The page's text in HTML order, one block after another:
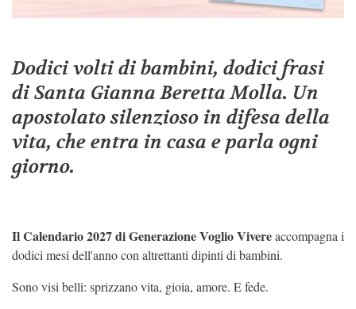
Dodici volti di bambini, dodici frasi
di Santa Gianna Beretta Molla. Un
apostolato silenzioso in difesa della
vita, che entra in casa e parla ogni
giorno.
Il Calendario 2027 di Generazione Voglio Vivereaccompagna i
dodici mesi dell'anno con altrettanti dipinti di bambini.
Sono visi belli: sprizzano vita, gioia, amore. E fede.